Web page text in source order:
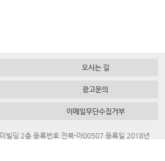
오시는 길
광고문의
이메일무단수집거부
빌딩 2층 등록번호 전북-아00507 등록일 2018년